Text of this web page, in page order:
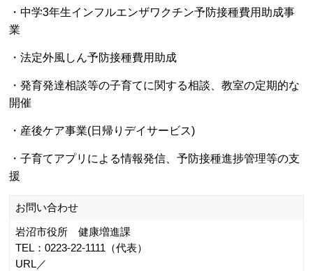
登米市では、令和5年10月1日から、受給資格者証を携帯に
便利なカードサイズに変更するとともに、有効期間を18歳
・登米市内に住所がある児童
の理由で他市町村に住所がある児童（申し出が必要です）
※児童とは0歳から18歳になった日以降最初の3月31日ま
での間にある方のことをいいます。
る方（受給資格者）に支給します。
お問い合わせ
URL／